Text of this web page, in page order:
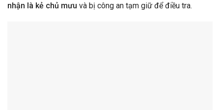
nhận là kẻ chủ mưu và bị công an tạm giữ để điều tra.